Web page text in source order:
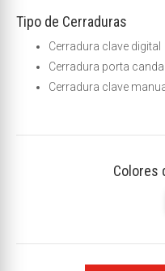
Tipo de Cerraduras
Cerradura clave digital
Cerradura porta
Cerradura clave
Colores